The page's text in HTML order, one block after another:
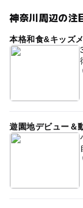
神奈川周辺の注
本格和食&キッズ
遊園地デビュー＆